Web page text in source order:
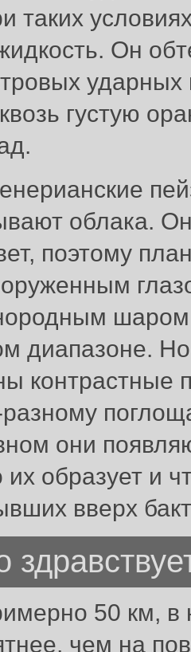
таких
Он
густую
облака.
поэтому
диапазоне.
контрастные
они
их образует и
вверх
50 км, в
чем на